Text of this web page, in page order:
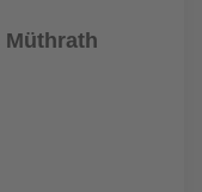
Müthrath